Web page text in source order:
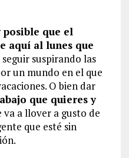
posible que el
aquí al lunes que
suspirando las
un mundo en el que
O bien dar
que quieres y
va a llover a gusto de
que esté sin